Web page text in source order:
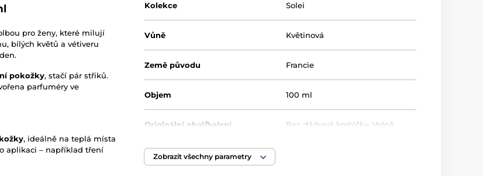
pro ženy, které milují
bílých květů a vétiveru
pokožky, stačí pár střiků.
parfuméry ve
, ideálně na teplá místa
aplikaci – například tření
Kolekce Solei
Vůně Květinová
Země původu Francie
Objem 100 ml
Originální obal/balení Bez dárkové krabičky ,Volně
Zobrazit všechny parametry